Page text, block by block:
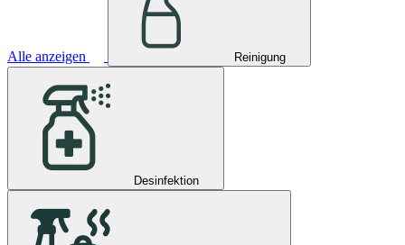
Alle anzeigen Reinigung
Desinfektion